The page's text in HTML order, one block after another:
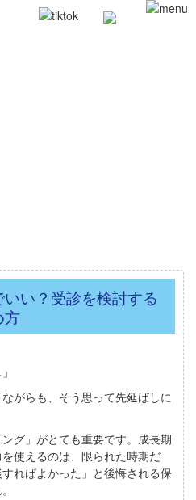
い？受診を検討する
方
がらも、そう思って先延ばしに
グ」がとても重要です。成長期
使えるのは、限られた時期だ
ればよかった」と後悔される保